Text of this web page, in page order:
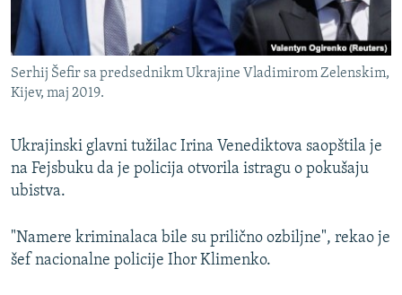
Serhij Šefir sa predsednikm Ukrajine Vladimirom Zelenskim,
Kijev, maj 2019.
Ukrajinski glavni tužilac Irina Venediktova saopštila je
na Fejsbuku da je policija otvorila istragu o pokušaju
ubistva.
"Namere kriminalaca bile su prilično ozbiljne", rekao je
šef nacionalne policije Ihor Klimenko.